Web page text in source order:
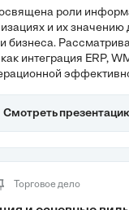
роли
и их
бизнеса.
интеграция ERP,
Также
может
Смотреть
Торговое дело